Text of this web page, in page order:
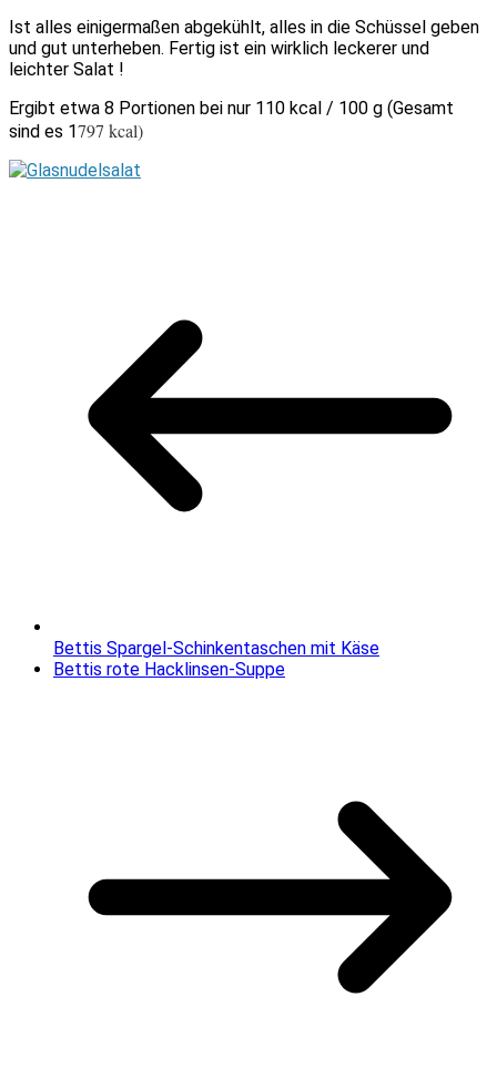
Ist alles einigermaßen abgekühlt, alles in die Schüssel geben
und gut unterheben. Fertig ist ein wirklich leckerer und
leichter Salat !
Ergibt etwa 8 Portionen bei nur 110 kcal / 100 g (Gesamt
sind es 1797 kcal)
Bettis Spargel-Schinkentaschen mit Käse
Bettis rote Hacklinsen-Suppe